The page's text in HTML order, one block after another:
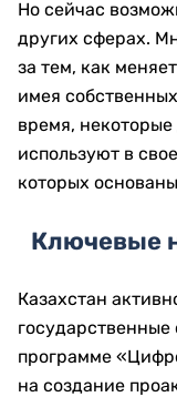
Но сейчас
других сферах.
за тем, как
имея
время,
используют в
которых
Ключевые
Казахстан
государственные
программе
на создание